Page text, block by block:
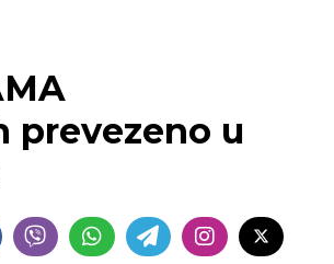
prevezeno u